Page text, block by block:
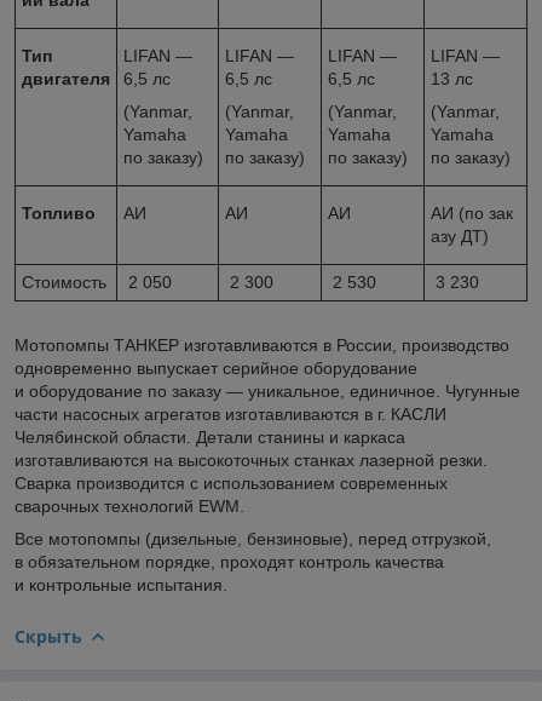
Тип
двигателя
LIFAN —
6,5 лс
(Yanmar,
Yamaha
по заказу)
LIFAN —
6,5 лс
(Yanmar,
Yamaha
по заказу)
LIFAN —
6,5 лс
(Yanmar,
Yamaha
по заказу)
LIFAN —
13 лс
(Yanmar,
Yamaha
по заказу)
Топливо АИ АИ АИ
АИ (по зак
азу ДТ)
Стоимость 2 050 2 300 2 530 3 230
Мотопомпы ТАНКЕР изготавливаются в России, производство
одновременно выпускает серийное оборудование
и оборудование по заказу — уникальное, единичное. Чугунные
части насосных агрегатов изготавливаются в г. КАСЛИ
Челябинской области. Детали станины и каркаса
изготавливаются на высокоточных станках лазерной резки.
Сварка производится с использованием современных
сварочных технологий EWM.
Все мотопомпы (дизельные, бензиновые), перед отгрузкой,
в обязательном порядке, проходят контроль качества
и контрольные испытания.
Скрыть